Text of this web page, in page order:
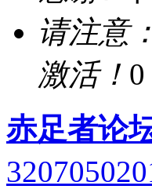
请注意
激活！ 0
赤足者论